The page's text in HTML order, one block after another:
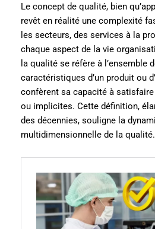
Le concept de qualité, bien
revêt en réalité une complexité
les secteurs, des services à la
chaque aspect de la vie
la qualité se réfère à l’ensemble
caractéristiques d’un produit ou
confèrent sa capacité à
ou implicites. Cette définition,
des décennies, souligne la
multidimensionnelle de la qualité.